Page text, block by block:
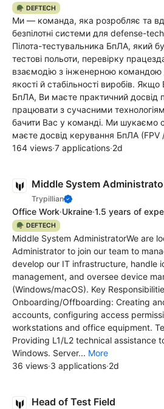
🪖 DEFTECH
Ми — команда, яка розробляє та
безпілотні системи для defense-
Пілота-тестувальника БпЛА, який
тестові польоти, перевірку
взаємодію з інженерною
якості й стабільності виробів.
БпЛА, Ви маєте практичний досвід
працювати з сучасними
бачити Вас у команді. Ми шукаємо
маєте досвід керування БпЛА (FPV /
164 views·7 applications·2d
Middle System
Trypillian
Office Work·Ukraine·1.5 years of
🪖 DEFTECH
Middle System AdministratorWe are
Administrator to join our team to
develop our IT infrastructure, handle
management, and oversee device
(Windows/macOS). Key
Onboarding/Offboarding: Creating
accounts, configuring access
workstations and office equipment.
Providing L1/L2 technical assistance
Windows. Server... More
36 views·3 applications·2d
Head of Test Field